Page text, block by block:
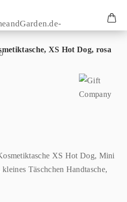
XS Hot Dog, rosa